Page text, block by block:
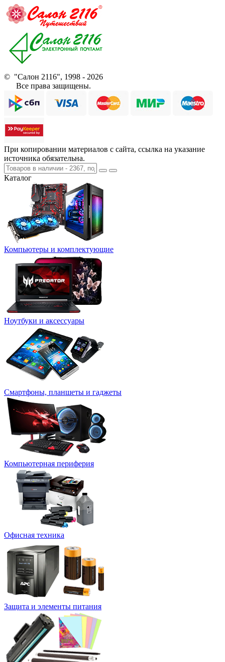
© "Салон 2116", 1998 - 2026
Все права защищены.
При копировании материалов с сайта, ссылка на указание
источника обязательна.
Каталог
Компьютеры и комплектующие
Ноутбуки и аксессуары
Смартфоны, планшеты и гаджеты
Компьютерная периферия
Офисная техника
Защита и элементы питания